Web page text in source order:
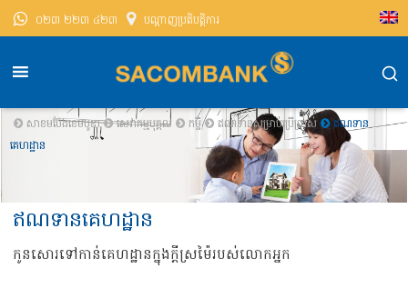
០២៣ ២២៣ ៤២៣ បណ្តាញ​ប្រតិបត្តិការ
សាខមប៊ែងខេមបូឌា សេវាកម្មបុគ្គល កម្ចី ឥណទានសម្រាប់ប្រើប្រាស់
ឥណទាន
គេហដ្ឋាន
ឥណទានគេហដ្ឋាន
កូនសោរទៅកាន់គេហដ្ឋានក្នុងក្ដីស្រម៉ៃរបស់លោកអ្នក